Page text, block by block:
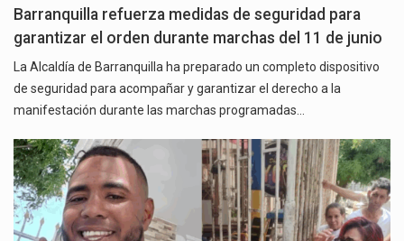
Barranquilla refuerza medidas de seguridad para
garantizar el orden durante marchas del 11 de junio
La Alcaldía de Barranquilla ha preparado un completo dispositivo
de seguridad para acompañar y garantizar el derecho a la
manifestación durante las marchas programadas…